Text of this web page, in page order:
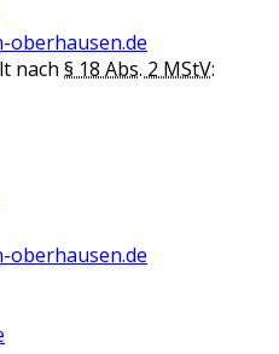
oberhausen.de
nach § 18 Abs. 2 MStV:
oberhausen.de